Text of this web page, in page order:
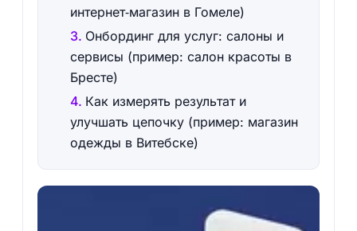
интернет‑магазин в Гомеле)
Онбординг для услуг: салоны и
сервисы (пример: салон красоты в
Бресте)
Как измерять результат и
улучшать цепочку (пример: магазин
одежды в Витебске)